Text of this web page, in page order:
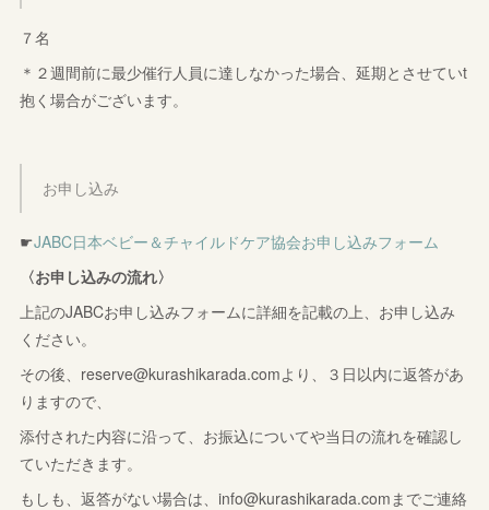
７名
＊２週間前に最少催行人員に達しなかった場合、延期とさせていt
抱く場合がございます。
お申し込み
☛JABC日本ベビー＆チャイルドケア協会お申し込みフォーム
〈お申し込みの流れ〉
上記のJABCお申し込みフォームに詳細を記載の上、お申し込み
ください。
その後、reserve@kurashikarada.comより、３日以内に返答があ
りますので、
添付された内容に沿って、お振込についてや当日の流れを確認し
ていただきます。
もしも、返答がない場合は、info@kurashikarada.comまでご連絡